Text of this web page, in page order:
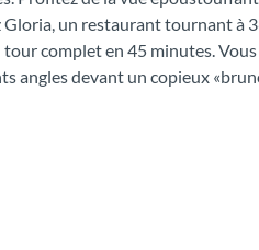
un restaurant tournant à
complet en 45 minutes.
angles devant un copieux